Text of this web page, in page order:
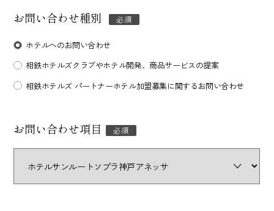
ッ
で
す
）
お問い合わせ種別 必須
ホテルへのお問い合わせ
相鉄ホテルズクラブやホテル開発、商品サービスの提案
相鉄ホテルズ パートナーホテル加盟募集に関するお問い合わせ
お問い合わせ項目 必須